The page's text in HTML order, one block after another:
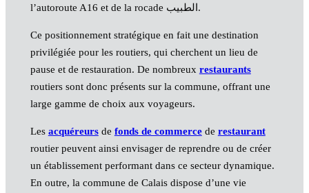
l’autoroute A16 et de la rocade الطبيب.
Ce positionnement stratégique en fait une destination
privilégiée pour les routiers, qui cherchent un lieu de
pause et de restauration. De nombreux restaurants
routiers sont donc présents sur la commune, offrant une
large gamme de choix aux voyageurs.
Les acquéreursde fonds de commercede restaurant
routier peuvent ainsi envisager de reprendre ou de créer
un établissement performant dans ce secteur dynamique.
En outre, la commune de Calais dispose d’une vie